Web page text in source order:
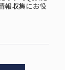
報収集にお役